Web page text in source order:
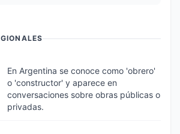
En Argentina se conoce como 'obrero'
o 'constructor' y aparece en
conversaciones sobre obras públicas o
privadas.